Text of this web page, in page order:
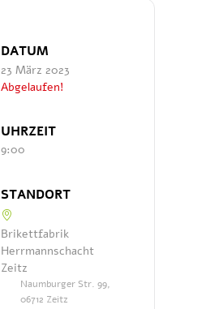
DATUM
23 März 2023
Abgelaufen!
UHRZEIT
9:00
STANDORT
Brikettfabrik
Herrmannschacht
Zeitz
Naumburger Str. 99,
06712 Zeitz